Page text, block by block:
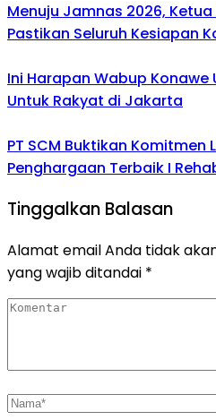
Menuju Jamnas 2026,
Pastikan Seluruh Kesiapan
Ini Harapan Wabup Konawe
Untuk Rakyat di Jakarta
PT SCM Buktikan Komitmen
Penghargaan Terbaik I
Tinggalkan Balasan
Alamat email Anda tidak
yang wajib ditandai *